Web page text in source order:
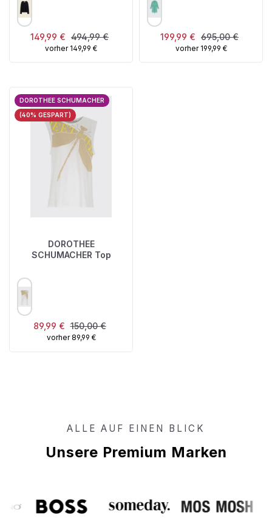
Verkaufspreis:
149,99 € Regulärer Preis:
494,99 €
vorher 149,99 €
Verkaufspreis:
199,99 € Regulärer Preis:
695,00 €
vorher 199,99 €
DOROTHEE SCHUMACHER
(40% GESPART)
DOROTHEE
SCHUMACHER Top
FARBE
Verkaufspreis:
89,99 € Regulärer Preis:
150,00 €
vorher 89,99 €
ALLE AUF EINEN BLICK
Unsere Premium Marken